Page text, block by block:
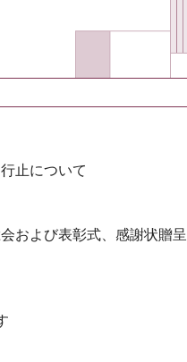
止について
および表彰式、感謝状贈呈